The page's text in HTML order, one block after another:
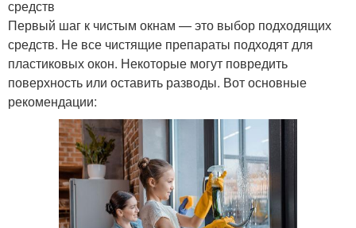
средств
Первый шаг к чистым окнам — это выбор подходящих
средств. Не все чистящие препараты подходят для
пластиковых окон. Некоторые могут повредить
поверхность или оставить разводы. Вот основные
рекомендации: